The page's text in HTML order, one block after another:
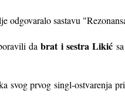
odgovaralo sastavu
dabrat i sestra Likić
svog prvog singl-ostvarenja